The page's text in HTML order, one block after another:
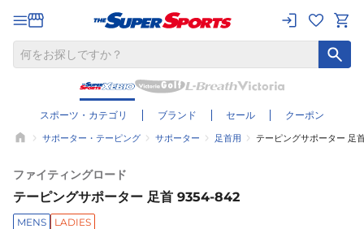
スポーツ・カテゴリ ブランド セール クーポン
サポーター・テーピング サポーター 足首用 テーピングサポーター 足
ファイティングロード
テーピングサポーター 足首 9354-842
MENS LADIES